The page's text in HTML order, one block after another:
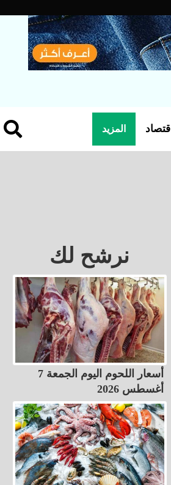
المزيد اقتصاد
نرشح لك
أسعار اللحوم اليوم الجمعة 7
أغسطس 2026